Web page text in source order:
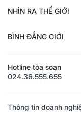
NHÌN RA THẾ GIỚI
BÌNH ĐẲNG GIỚI
Hotline tòa soạn
024.36.555.655
Thông tin doanh